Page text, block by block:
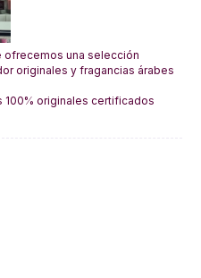
ofrecemos una selección
originales y fragancias árabes
100% originales certificados